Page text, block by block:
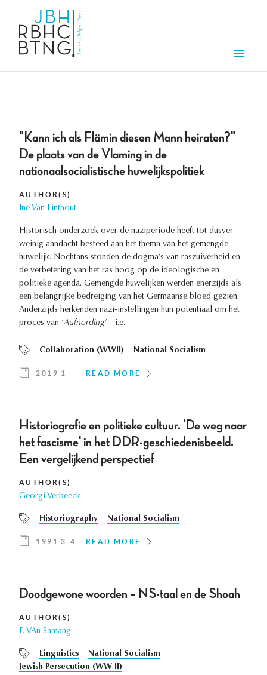
"Kann ich als Flämin diesen Mann heiraten?"
De plaats van de Vlaming in de
nationaalsocialistische huwelijkspolitiek
AUTHOR(S)
Ine Van Linthout
Historisch onderzoek over de naziperiode heeft tot dusver
weinig aandacht besteed aan het thema van het gemengde
huwelijk. Nochtans stonden de dogma’s van raszuiverheid en
de verbetering van het ras hoog op de ideologische en
politieke agenda. Gemengde huwelijken werden enerzijds als
een belangrijke bedreiging van het Germaanse bloed gezien.
Anderzijds herkenden nazi-instellingen hun potentiaal om het
proces van ‘Aufnording’ – i.e.
Collaboration (WWII) National Socialism
2019 1 READ MORE
Historiografie en politieke cultuur. 'De weg naar
het fascisme' in het DDR-geschiedenisbeeld.
Een vergelijkend perspectief
AUTHOR(S)
Georgi Verbeeck
Historiography National Socialism
1991 3-4 READ MORE
Doodgewone woorden – NS-taal en de Shoah
AUTHOR(S)
F. VAn Samang
Linguistics
National Socialism
Jewish Persecution (WW II)